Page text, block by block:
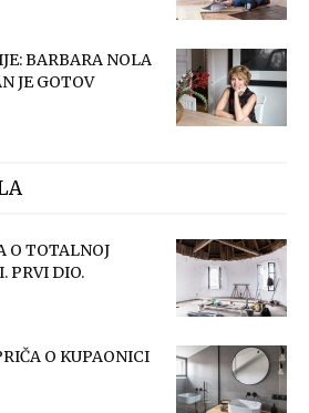
BARBARA NOLA
JE GOTOV
O TOTALNOJ
PRVI DIO.
O KUPAONICI